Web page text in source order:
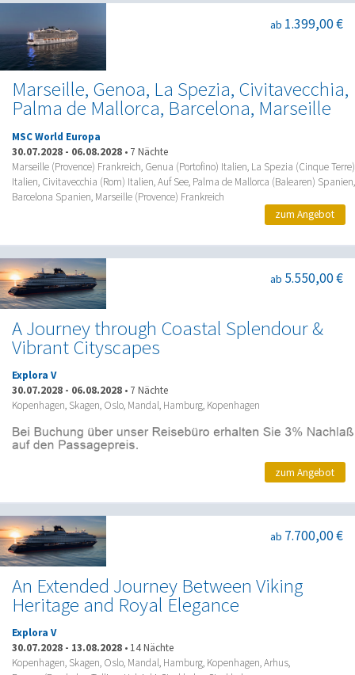
Marseille, Genoa, La Spezia, Civitavecchia,
Palma de Mallorca, Barcelona, Marseille
ab 1.399,00 €
MSC World Europa
30.07.2028 - 06.08.2028 • 7 Nächte
Marseille (Provence) Frankreich, Genua (Portofino) Italien, La Spezia (Cinque Terre)
Italien, Civitavecchia (Rom) Italien, Auf See, Palma de Mallorca (Balearen) Spanien,
Barcelona Spanien, Marseille (Provence) Frankreich
zum Angebot
A Journey through Coastal Splendour &
Vibrant Cityscapes
ab 5.550,00 €
Explora V
30.07.2028 - 06.08.2028 • 7 Nächte
Kopenhagen, Skagen, Oslo, Mandal, Hamburg, Kopenhagen
zum Angebot
An Extended Journey Between Viking
Heritage and Royal Elegance
ab 7.700,00 €
Explora V
30.07.2028 - 13.08.2028 • 14 Nächte
Kopenhagen, Skagen, Oslo, Mandal, Hamburg, Kopenhagen, Arhus,